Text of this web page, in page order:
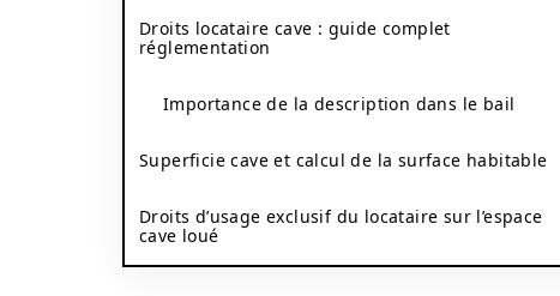
Droits locataire cave : guide complet
réglementation
Importance de la description dans le bail
Superficie cave et calcul de la surface habitable
Droits d’usage exclusif du locataire sur l’espace
cave loué